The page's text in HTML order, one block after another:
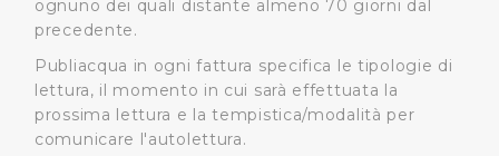
ognuno dei quali distante almeno 70 giorni dal
precedente.
Publiacqua in ogni fattura specifica le tipologie di
lettura, il momento in cui sarà effettuata la
prossima lettura e la tempistica/modalità per
comunicare l'autolettura.